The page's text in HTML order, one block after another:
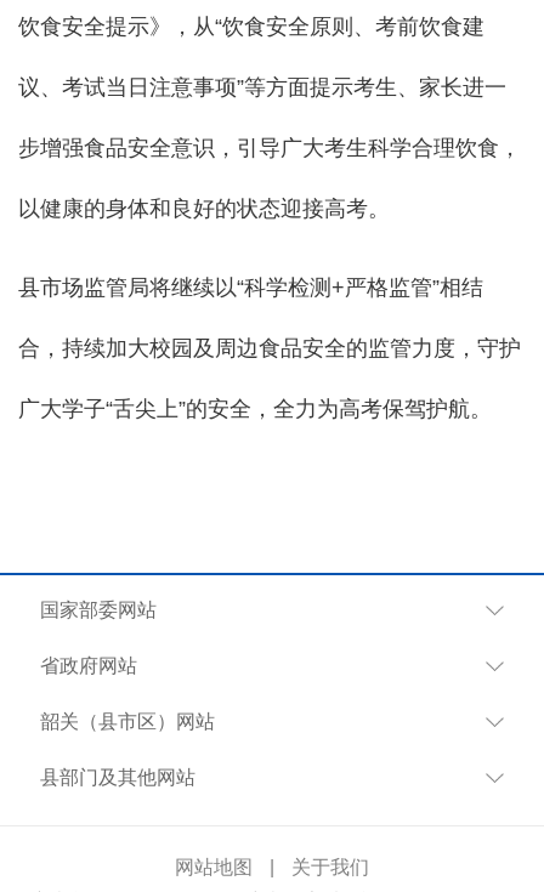
饮食安全提示》，从“饮食安全原则、考前饮食建
议、考试当日注意事项”等方面提示考生、家长进一
步增强食品安全意识，引导广大考生科学合理饮食，
以健康的身体和良好的状态迎接高考。
县市场监管局将继续以“科学检测+严格监管”相结
合，持续加大校园及周边食品安全的监管力度，守护
广大学子“舌尖上”的安全，全力为高考保驾护航。
国家部委网站
省政府网站
韶关（县市区）网站
县部门及其他网站
网站地图
关于我们